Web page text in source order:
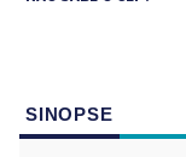
SINOPSE